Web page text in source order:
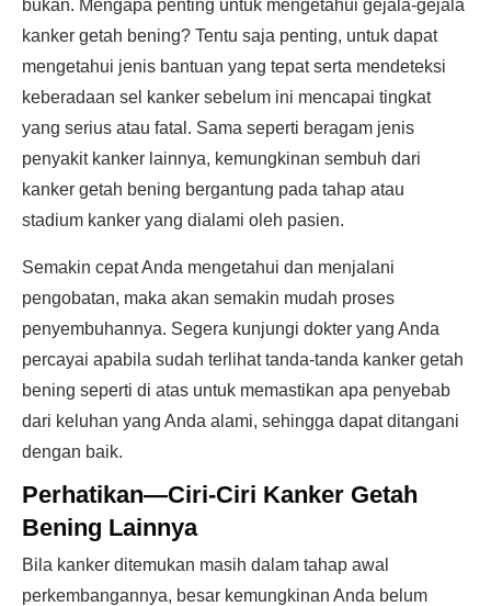
bukan. Mengapa penting untuk mengetahui gejala-gejala
kanker getah bening? Tentu saja penting, untuk dapat
mengetahui jenis bantuan yang tepat serta mendeteksi
keberadaan sel kanker sebelum ini mencapai tingkat
yang serius atau fatal. Sama seperti beragam jenis
penyakit kanker lainnya, kemungkinan sembuh dari
kanker getah bening bergantung pada tahap atau
stadium kanker yang dialami oleh pasien.
Semakin cepat Anda mengetahui dan menjalani
pengobatan, maka akan semakin mudah proses
penyembuhannya. Segera kunjungi dokter yang Anda
percayai apabila sudah terlihat tanda-tanda kanker getah
bening seperti di atas untuk memastikan apa penyebab
dari keluhan yang Anda alami, sehingga dapat ditangani
dengan baik.
Perhatikan—Ciri-Ciri Kanker Getah
Bening Lainnya
Bila kanker ditemukan masih dalam tahap awal
perkembangannya, besar kemungkinan Anda belum